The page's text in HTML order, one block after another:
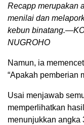
Recapp merupakan
menilai dan
kebun
NUGROHO
Namun, ia
“Apakah pemberian
Usai menjawab
memperlihatkan
menunjukkan angka